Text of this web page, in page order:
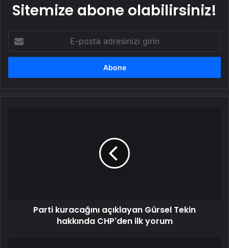
Sitemize abone olabilirsiniz!
posta
adresinizi
Parti kuracağını açıklayan Gürsel Tekin
hakkında CHP'den ilk yorum